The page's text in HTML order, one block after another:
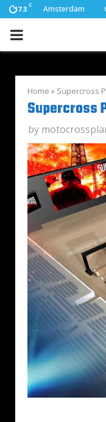
17.3 C Amsterdam
PRIMARY
Home » Supercross
Supercross
by